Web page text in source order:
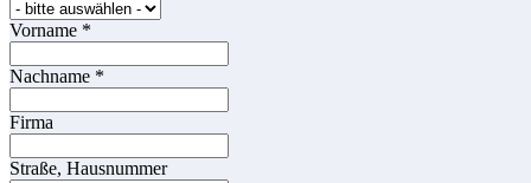
Vorname *
Nachname *
Firma
Straße, Hausnummer